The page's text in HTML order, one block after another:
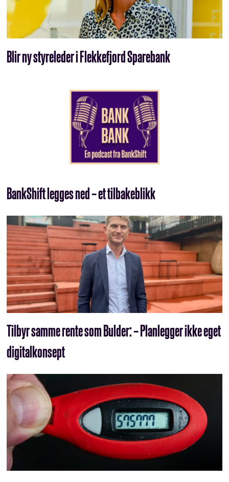
Blir ny styreleder i Flekkefjord Sparebank
BankShift legges ned – et tilbakeblikk
Tilbyr samme rente som Bulder: – Planlegger ikke eget
digitalkonsept